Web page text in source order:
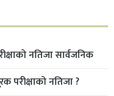
नतिजा सार्वजनिक
परीक्षाको नतिजा ?